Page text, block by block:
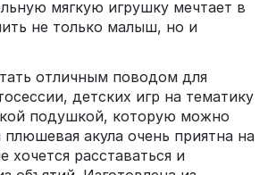
мягкую игрушку мечтает в
не только малыш, но и
отличным поводом для
детских игр на тематику
подушкой, которую можно
плюшевая акула очень приятна на
хочется расставаться и